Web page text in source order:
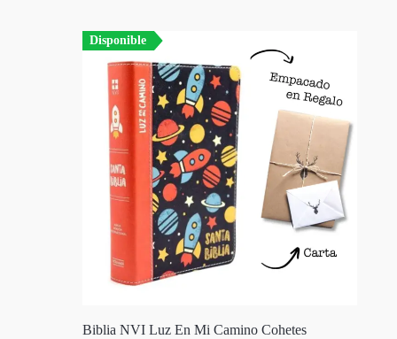
Disponible
Biblia NVI Luz En Mi Camino Cohetes